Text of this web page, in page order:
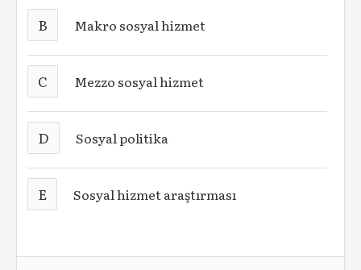
B Makro sosyal hizmet
C Mezzo sosyal hizmet
D Sosyal politika
E Sosyal hizmet araştırması